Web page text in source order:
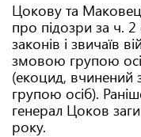
Цокову та
про підозри за ч.
законів і звичаїв
змовою групою
(екоцид,
групою осіб).
генерал Цоков
року.